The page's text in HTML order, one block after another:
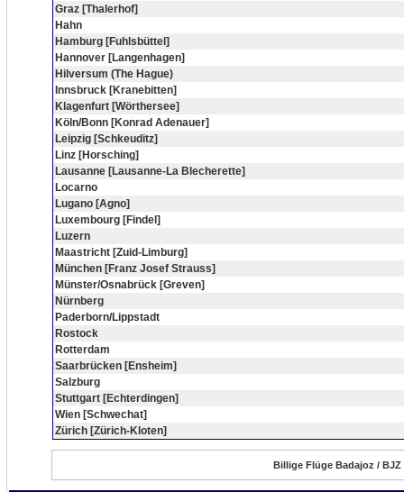
Graz [Thalerhof]
Hahn
Hamburg [Fuhlsbüttel]
Hannover [Langenhagen]
Hilversum (The Hague)
Innsbruck [Kranebitten]
Klagenfurt [Wörthersee]
Köln/Bonn [Konrad Adenauer]
Leipzig [Schkeuditz]
Linz [Horsching]
Lausanne [Lausanne-La Blecherette]
Locarno
Lugano [Agno]
Luxembourg [Findel]
Luzern
Maastricht [Zuid-Limburg]
München [Franz Josef Strauss]
Münster/Osnabrück [Greven]
Nürnberg
Paderborn/Lippstadt
Rostock
Rotterdam
Saarbrücken [Ensheim]
Salzburg
Stuttgart [Echterdingen]
Wien [Schwechat]
Zürich [Zürich-Kloten]
Billige Flüge Badajoz /